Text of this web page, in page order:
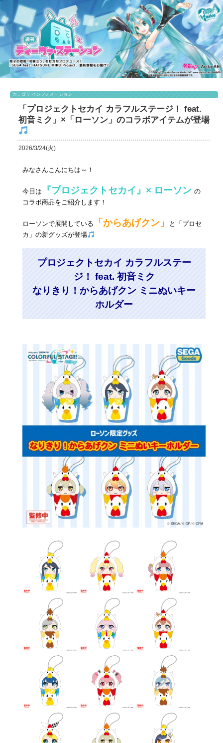
カテゴリ インフォメーション
「プロジェクトセカイ カラフルステージ！ feat.
初音ミク」×「ローソン」のコラボアイテムが登場
2026/3/24(火)
みなさんこんにちは～！
今日は 『プロジェクトセカイ』× ローソン の
コラボ商品をご紹介します！
ローソンで展開している 「からあげクン」
と「プロセ
カ」の新グッズが登場
プロジェクトセカイ カラフルステー
ジ！ feat. 初音ミク
なりきり！からあげクン ミニぬいキー
ホルダー